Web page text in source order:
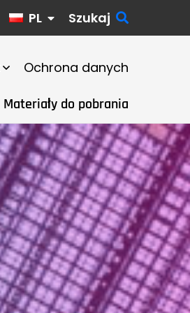
PL Szukaj
Ochrona danych
Materiały do pobrania